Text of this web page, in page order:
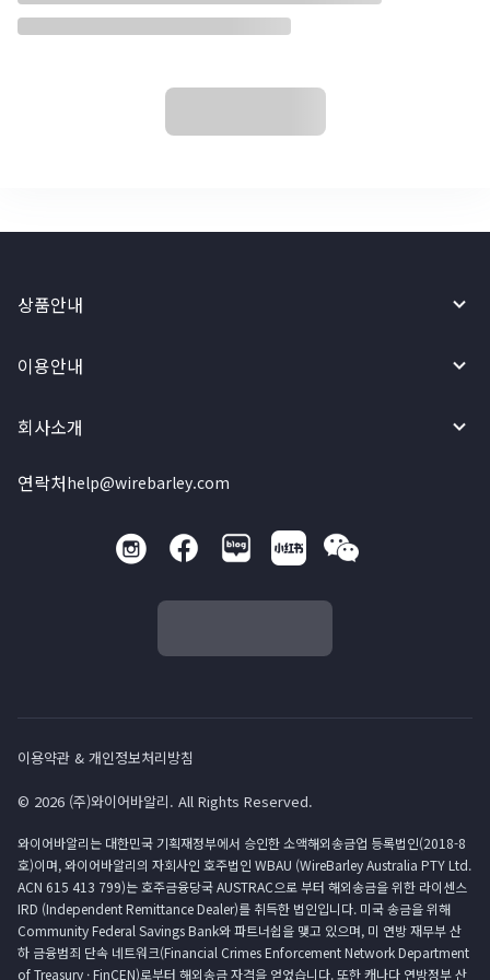
상품안내
이용안내
회사소개
연락처help@wirebarley.com
이용약관 & 개인정보처리방침
© 2026 (주)와이어바알리. All Rights Reserved.
와이어바알리는 대한민국 기획재정부에서 승인한 소액해외송금업 등록법인(2018-8
호)이며, 와이어바알리의 자회사인 호주법인 WBAU (WireBarley Australia PTY Ltd.
ACN 615 413 799)는 호주금융당국 AUSTRAC으로 부터 해외송금을 위한 라이센스
IRD (Independent Remittance Dealer)를 취득한 법인입니다. 미국 송금을 위해
Community Federal Savings Bank와 파트너쉽을 맺고 있으며, 미 연방 재무부 산
하 금융범죄 단속 네트워크(Financial Crimes Enforcement Network Department
of Treasury · FinCEN)로부터 해외송금 자격을 얻었습니다. 또한 캐나다 연방정부 산